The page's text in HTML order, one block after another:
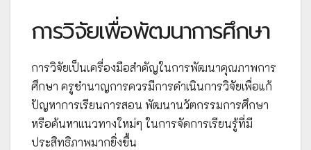
การวิจัยเพื่อพัฒนาการศึกษา
การวิจัยเป็นเครื่องมือสำคัญในการพัฒนาคุณภาพการ
ศึกษา ครูชำนาญการควรมีการดำเนินการวิจัยเพื่อแก้
ปัญหาการเรียนการสอน พัฒนานวัตกรรมการศึกษา
หรือค้นหาแนวทางใหม่ๆ ในการจัดการเรียนรู้ที่มี
ประสิทธิภาพมากยิ่งขึ้น